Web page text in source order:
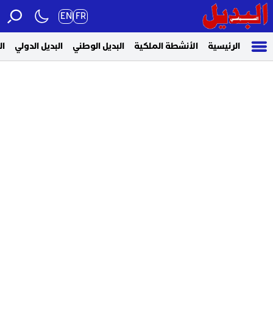
FR
EN
الرئيسية الأنشطة الملكية البديل الوطني البديل الدولي